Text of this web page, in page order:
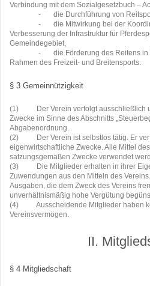
Verbindung mit dem Sozialgesetzbuch –
-
die Durchführung von
-
die Mitwirkung bei der
Verbesserung der Infrastruktur für
Gemeindegebiet,
-
die Förderung des Reitens
Rahmen des Freizeit- und Breitensports.
§ 3 Gemeinnützigkeit
(1)
Der Verein verfolgt ausschließlich
Zwecke im Sinne des Abschnitts
Abgabenordnung.
(2)
Der Verein ist selbstlos tätig. Er
eigenwirtschaftliche Zwecke. Alle Mittel
satzungsgemäßen Zwecke verwendet
(3)
Die Mitglieder erhalten in ihrer
Zuwendungen aus den Mitteln des
Ausgaben, die dem Zweck des Vereins
unverhältnismäßig hohe Vergütung
(4)
Ausscheidende Mitglieder haben
Vereinsvermögen.
II.
§ 4 Mitgliedschaft